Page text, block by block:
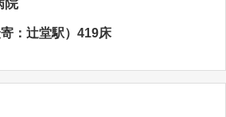
院
：辻堂駅）419床